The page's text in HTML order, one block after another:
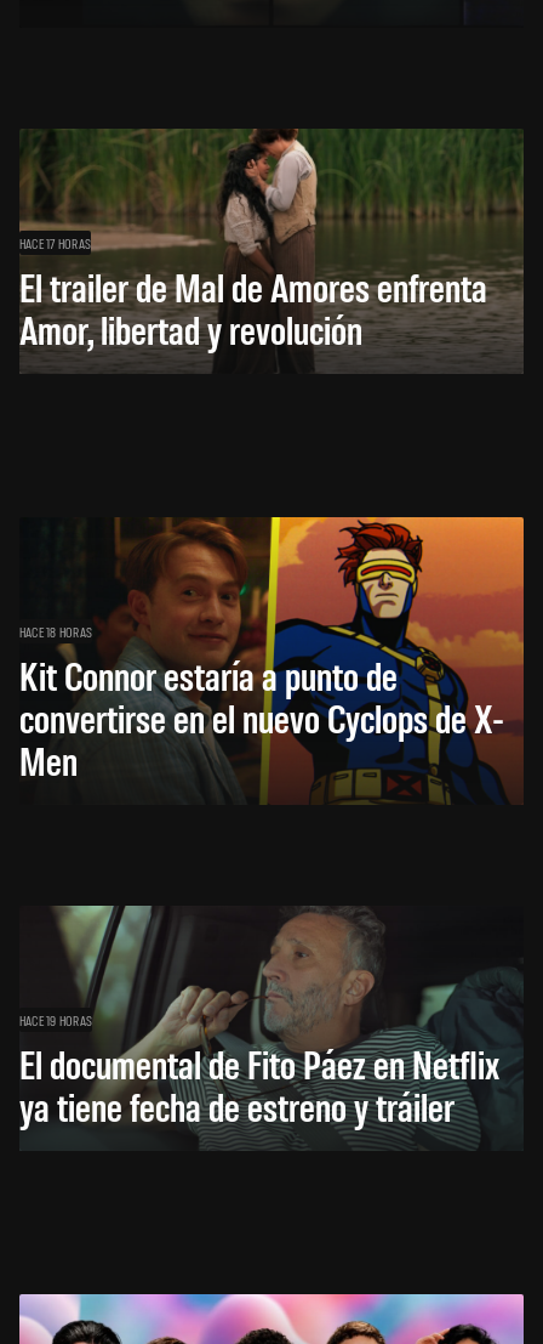
HACE 17 HORAS
El trailer de Mal de Amores enfrenta
Amor, libertad y revolución
HACE 18 HORAS
Kit Connor estaría a punto de
convertirse en el nuevo Cyclops de X-
Men
HACE 19 HORAS
El documental de Fito Páez en Netflix
ya tiene fecha de estreno y tráiler